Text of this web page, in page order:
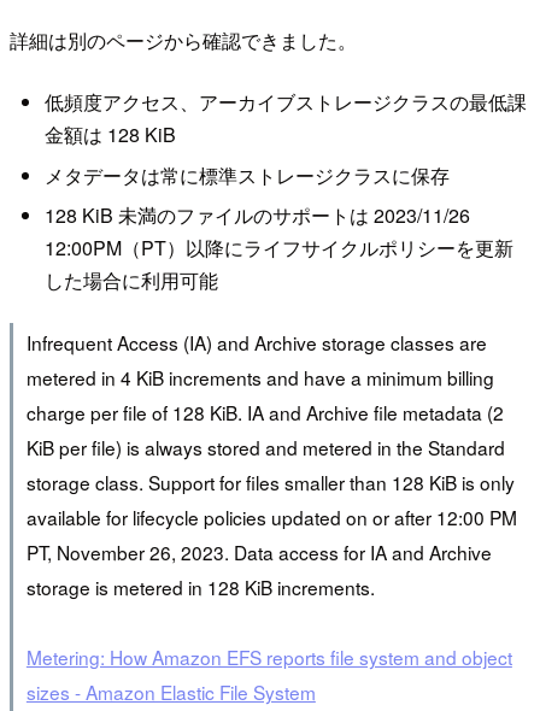
詳細は別のページから確認できました。
低頻度アクセス、アーカイブストレージクラスの最低課
金額は 128 KiB
メタデータは常に標準ストレージクラスに保存
128 KiB 未満のファイルのサポートは 2023/11/26
12:00PM（PT）以降にライフサイクルポリシーを更新
した場合に利用可能
Infrequent Access (IA) and Archive storage classes are
metered in 4 KiB increments and have a minimum billing
charge per file of 128 KiB. IA and Archive file metadata (2
KiB per file) is always stored and metered in the Standard
storage class. Support for files smaller than 128 KiB is only
available for lifecycle policies updated on or after 12:00 PM
PT, November 26, 2023. Data access for IA and Archive
storage is metered in 128 KiB increments.
Metering: How Amazon EFS reports file system and object
sizes - Amazon Elastic File System